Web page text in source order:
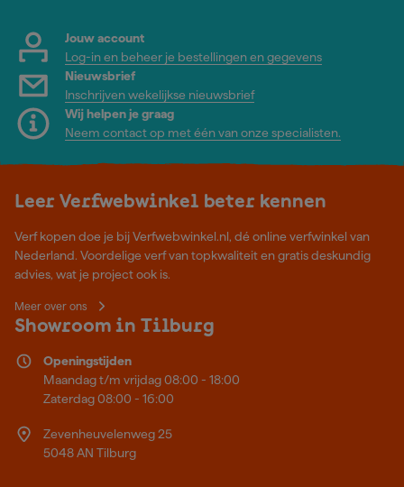
Jouw account
Log-in en beheer je bestellingen en gegevens
Nieuwsbrief
Inschrijven wekelijkse nieuwsbrief
Wij helpen je graag
Neem contact op met één van onze specialisten.
Leer Verfwebwinkel beter kennen
Verf kopen doe je bij Verfwebwinkel.nl, dé online verfwinkel van
Nederland. Voordelige verf van topkwaliteit en gratis deskundig
advies, wat je project ook is.
Meer over ons
Showroom in Tilburg
Openingstijden
Maandag t/m vrijdag 08:00 - 18:00
Zaterdag 08:00 - 16:00
Zevenheuvelenweg 25
5048 AN Tilburg